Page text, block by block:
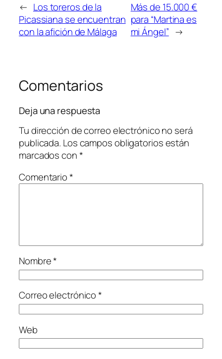
← Los toreros de la
Picassiana se encuentran
con la afición de Málaga
Más de 15.000 €
para “Martina es
mi Ángel” →
Comentarios
Deja una respuesta
Tu dirección de correo electrónico no será
publicada. Los campos obligatorios están
marcados con*
Comentario*
Nombre*
Correo electrónico*
Web